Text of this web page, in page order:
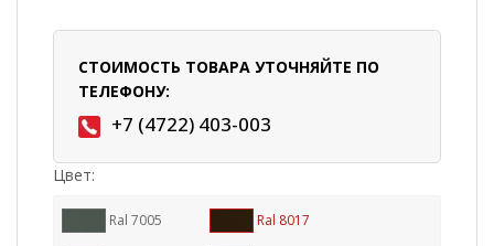
СТОИМОСТЬ ТОВАРА УТОЧНЯЙТЕ ПО
ТЕЛЕФОНУ:
+7 (4722) 403-003
Цвет:
Ral 7005 Ral 8017